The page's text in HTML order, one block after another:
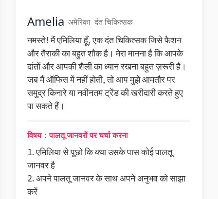
Amelia अमेरिका दंत चिकित्सक
नमस्ते! मैं एमिलिया हूँ, एक दंत चिकित्सक जिसे फैशन
और तैराकी का बहुत शौक है। मेरा मानना है कि आपके
दांतों और आपकी शैली का ध्यान रखना बहुत ज़रूरी है।
जब मैं ऑफिस में नहीं होती, तो आप मुझे आमतौर पर
समुद्र किनारे या नवीनतम ट्रेंड की खरीदारी करते हुए
पा सकते हैं।
विषय：पालतू जानवरों पर चर्चा करना
1. एमिलिया से पूछो कि क्या उसके पास कोई पालतू
जानवर है
2. अपने पालतू जानवर के साथ अपने अनुभव को साझा
करें